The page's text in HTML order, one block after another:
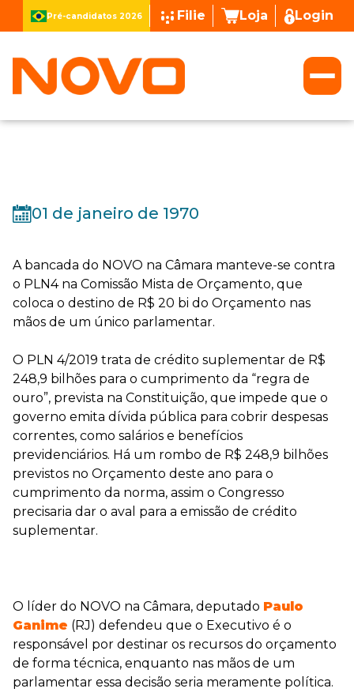
Pré-candidatos 2026 Filie Loja Login
01 de janeiro de 1970
A bancada do NOVO na Câmara manteve-se contra
o PLN4 na Comissão Mista de Orçamento, que
coloca o destino de R$ 20 bi do Orçamento nas
mãos de um único parlamentar.
O PLN 4/2019 trata de crédito suplementar de R$
248,9 bilhões para o cumprimento da “regra de
ouro”, prevista na Constituição, que impede que o
governo emita dívida pública para cobrir despesas
correntes, como salários e benefícios
previdenciários. Há um rombo de R$ 248,9 bilhões
previstos no Orçamento deste ano para o
cumprimento da norma, assim o Congresso
precisaria dar o aval para a emissão de crédito
suplementar.
O líder do NOVO na Câmara, deputado Paulo
Ganime (RJ) defendeu que o Executivo é o
responsável por destinar os recursos do orçamento
de forma técnica, enquanto nas mãos de um
parlamentar essa decisão seria meramente política.